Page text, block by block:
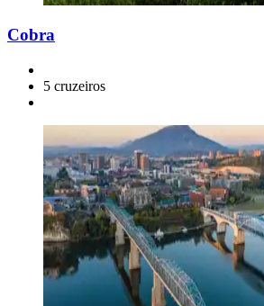
Cobra
5 cruzeiros